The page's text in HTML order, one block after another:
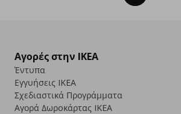
Αγορές στην IKEA
Έντυπα
Εγγυήσεις IKEA
Σχεδιαστικά Προγράμματα
Αγορά Δωρoκάρτας IKEA